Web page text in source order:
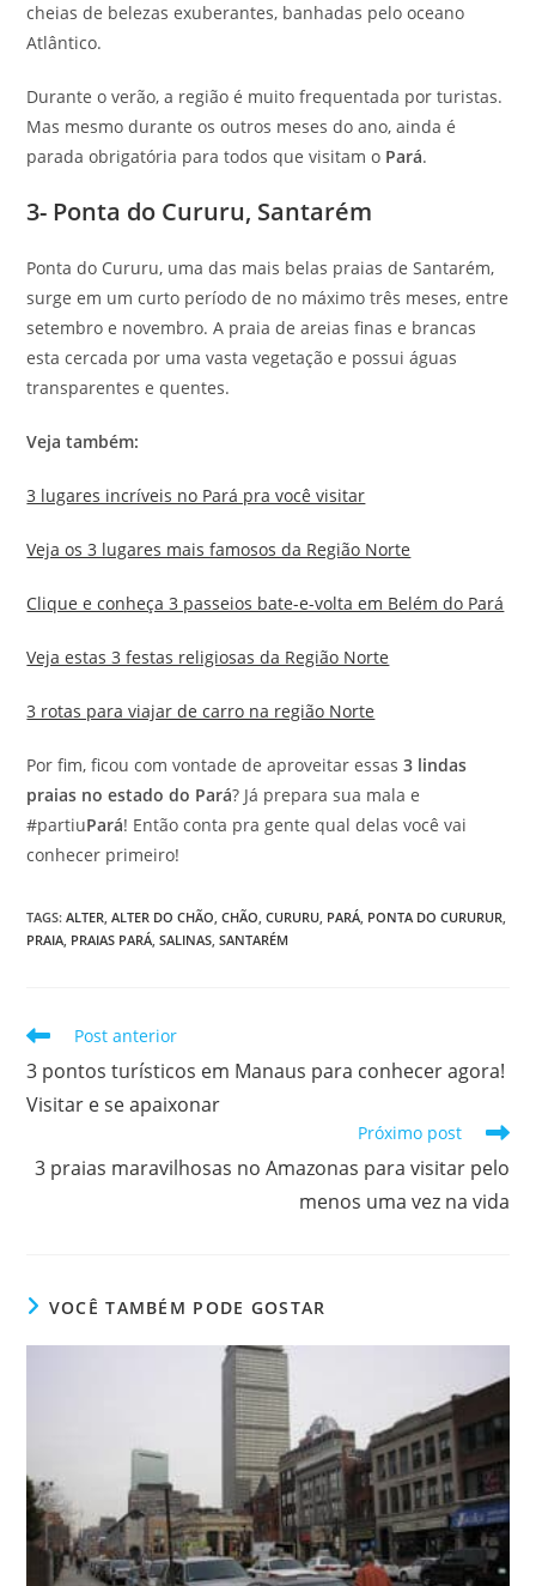
cheias de belezas exuberantes, banhadas pelo oceano
Atlântico.
Durante o verão, a região é muito frequentada por turistas.
Mas mesmo durante os outros meses do ano, ainda é
parada obrigatória para todos que visitam o Pará.
3- Ponta do Cururu, Santarém
Ponta do Cururu, uma das mais belas praias de Santarém,
surge em um curto período de no máximo três meses, entre
setembro e novembro. A praia de areias finas e brancas
esta cercada por uma vasta vegetação e possui águas
transparentes e quentes.
Veja também:
3 lugares incríveis no Pará pra você visitar
Veja os 3 lugares mais famosos da Região Norte
Clique e conheça 3 passeios bate-e-volta em Belém do Pará
Veja estas 3 festas religiosas da Região Norte
3 rotas para viajar de carro na região Norte
Por fim, ficou com vontade de aproveitar essas3 lindas
praias no estado do Pará? Já prepara sua mala e
#partiuPará! Então conta pra gente qual delas você vai
conhecer primeiro!
TAGS:ALTER, ALTER DO CHÃO, CHÃO, CURURU, PARÁ, PONTA DO CURURUR,
PRAIA, PRAIAS PARÁ, SALINAS, SANTARÉM
Leia
artigos
Post anterior
3 pontos turísticos em Manaus para conhecer agora!
Visitar e se apaixonar
Próximo post
3 praias maravilhosas no Amazonas para visitar pelo
menos uma vez na vida
VOCÊ TAMBÉM PODE GOSTAR